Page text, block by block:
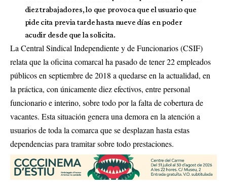
diez trabajadores, lo que provoca que el usuario que
pide cita previa tarde hasta nueve días en poder
acudir desde que la solicita.
La Central Sindical Independiente y de Funcionarios (CSIF)
relata que la oficina comarcal ha pasado de tener 22 empleados
públicos en septiembre de 2018 a quedarse en la actualidad, en
la práctica, con únicamente diez efectivos, entre personal
funcionario e interino, sobre todo por la falta de cobertura de
vacantes. Esta situación genera una demora en la atención a
usuarios de toda la comarca que se desplazan hasta estas
dependencias para tramitar sobre todo prestaciones.